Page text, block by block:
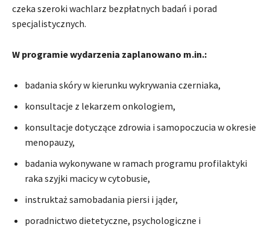
czeka szeroki wachlarz bezpłatnych badań i porad
specjalistycznych.
W programie wydarzenia zaplanowano m.in.:
badania skóry w kierunku wykrywania czerniaka,
konsultacje z lekarzem onkologiem,
konsultacje dotyczące zdrowia i samopoczucia w okresie
menopauzy,
badania wykonywane w ramach programu profilaktyki
raka szyjki macicy w cytobusie,
instruktaż samobadania piersi i jąder,
poradnictwo dietetyczne, psychologiczne i